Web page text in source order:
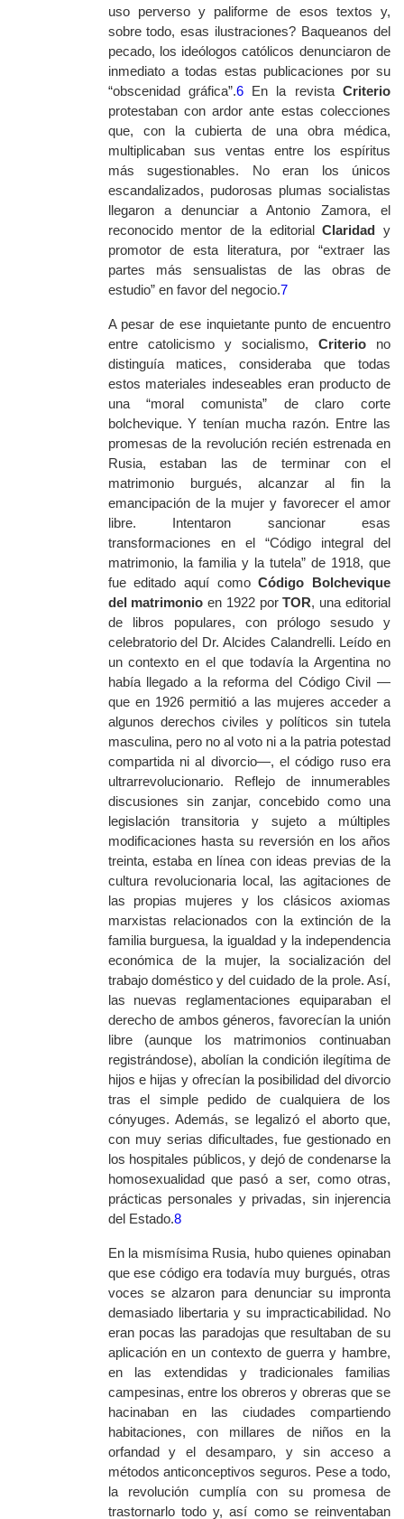
uso perverso y paliforme de esos textos y,
sobre todo, esas ilustraciones? Baqueanos del
pecado, los ideólogos católicos denunciaron de
inmediato a todas estas publicaciones por su
“obscenidad gráfica”.6En la revistaCriterio
protestaban con ardor ante estas colecciones
que, con la cubierta de una obra médica,
multiplicaban sus ventas entre los espíritus
más sugestionables. No eran los únicos
escandalizados, pudorosas plumas socialistas
llegaron a denunciar a Antonio Zamora, el
reconocido mentor de la editorialClaridad y
promotor de esta literatura, por “extraer las
partes más sensualistas de las obras de
estudio” en favor del negocio.7
A pesar de ese inquietante punto de encuentro
entre catolicismo y socialismo, Criterio no
distinguía matices, consideraba que todas
estos materiales indeseables eran producto de
una “moral comunista” de claro corte
bolchevique. Y tenían mucha razón. Entre las
promesas de la revolución recién estrenada en
Rusia, estaban las de terminar con el
matrimonio burgués, alcanzar al fin la
emancipación de la mujer y favorecer el amor
libre. Intentaron sancionar esas
transformaciones en el “Código integral del
matrimonio, la familia y la tutela” de 1918, que
fue editado aquí comoCódigo Bolchevique
del matrimonio en 1922 porTOR, una editorial
de libros populares, con prólogo sesudo y
celebratorio del Dr. Alcides Calandrelli. Leído en
un contexto en el que todavía la Argentina no
había llegado a la reforma del Código Civil —
que en 1926 permitió a las mujeres acceder a
algunos derechos civiles y políticos sin tutela
masculina, pero no al voto ni a la patria potestad
compartida ni al divorcio—, el código ruso era
ultrarrevolucionario. Reflejo de innumerables
discusiones sin zanjar, concebido como una
legislación transitoria y sujeto a múltiples
modificaciones hasta su reversión en los años
treinta, estaba en línea con ideas previas de la
cultura revolucionaria local, las agitaciones de
las propias mujeres y los clásicos axiomas
marxistas relacionados con la extinción de la
familia burguesa, la igualdad y la independencia
económica de la mujer, la socialización del
trabajo doméstico y del cuidado de la prole. Así,
las nuevas reglamentaciones equiparaban el
derecho de ambos géneros, favorecían la unión
libre (aunque los matrimonios continuaban
registrándose), abolían la condición ilegítima de
hijos e hijas y ofrecían la posibilidad del divorcio
tras el simple pedido de cualquiera de los
cónyuges. Además, se legalizó el aborto que,
con muy serias dificultades, fue gestionado en
los hospitales públicos, y dejó de condenarse la
homosexualidad que pasó a ser, como otras,
prácticas personales y privadas, sin injerencia
del Estado.8
En la mismísima Rusia, hubo quienes opinaban
que ese código era todavía muy burgués, otras
voces se alzaron para denunciar su impronta
demasiado libertaria y su impracticabilidad. No
eran pocas las paradojas que resultaban de su
aplicación en un contexto de guerra y hambre,
en las extendidas y tradicionales familias
campesinas, entre los obreros y obreras que se
hacinaban en las ciudades compartiendo
habitaciones, con millares de niños en la
orfandad y el desamparo, y sin acceso a
métodos anticonceptivos seguros. Pese a todo,
la revolución cumplía con su promesa de
trastornarlo todo y, así como se reinventaban